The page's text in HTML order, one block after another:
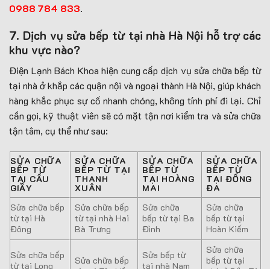
0988 784 833.
7. Dịch vụ sửa bếp từ tại nhà Hà Nội hỗ trợ các
khu vực nào?
Điện Lạnh Bách Khoa hiện cung cấp dịch vụ sửa chữa bếp từ
tại nhà ở khắp các quận nội và ngoại thành Hà Nội, giúp khách
hàng khắc phục sự cố nhanh chóng, không tính phí đi lại. Chỉ
cần gọi, kỹ thuật viên sẽ có mặt tận nơi kiểm tra và sửa chữa
tận tâm, cụ thể như sau:
SỬA CHỮA
BẾP TỪ
TẠI CẦU
GIẤY
SỬA CHỮA
BẾP TỪ TẠI
THANH
XUÂN
SỬA CHỮA
BẾP TỪ
TẠI HOÀNG
MAI
SỬA CHỮA
BẾP TỪ
TẠI ĐỐNG
ĐA
Sửa chữa bếp
từ tại Hà
Đông
Sửa chữa bếp
từ tại nhà Hai
Bà Trưng
Sửa chữa
bếp từ tại Ba
Đình
Sửa chữa
bếp từ tại
Hoàn Kiếm
Sửa chữa bếp
từ tại Long
Sửa chữa bếp
Sửa bếp từ
tại nhà Nam
Sửa chữa
bếp từ tại